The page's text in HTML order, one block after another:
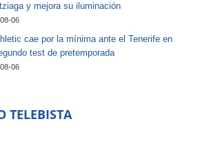
y mejora su iluminación
06
cae por la mínima ante el Tenerife en
test de pretemporada
06
TELEBISTA